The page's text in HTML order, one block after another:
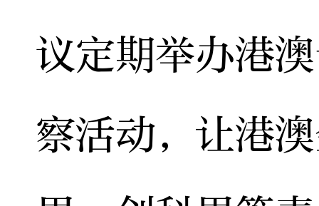
议定期举办港
察活动，让港